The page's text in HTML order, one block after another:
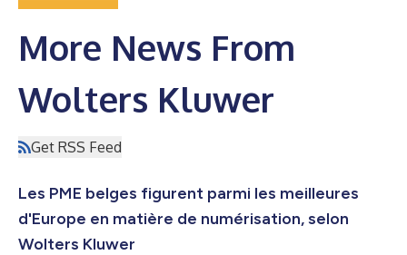
More News From
Wolters Kluwer
Get RSS Feed
Les PME belges figurent parmi les meilleures
d'Europe en matière de numérisation, selon
Wolters Kluwer